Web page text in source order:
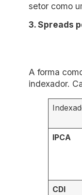
setor como
3. Spreads
A forma
indexador.
IPCA
CDI